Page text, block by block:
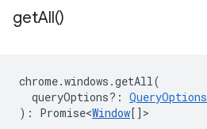
getAll()
chrome.windows .getAll(
queryOptions? : QueryOptions
) : Promise<Window[] >